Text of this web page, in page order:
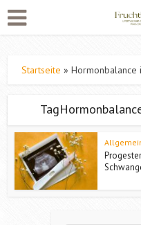
Startseite »Hormonbalance